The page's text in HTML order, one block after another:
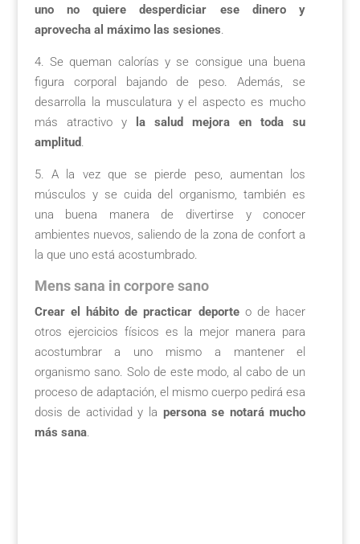
uno no quiere desperdiciar ese dinero y
aprovecha al máximo las sesiones.
4. Se queman calorías y se consigue una buena
figura corporal bajando de peso. Además, se
desarrolla la musculatura y el aspecto es mucho
más atractivo y
la salud mejora en toda su
amplitud.
5. A la vez que se pierde peso, aumentan los
músculos y se cuida del organismo, también es
una buena manera de divertirse y conocer
ambientes nuevos, saliendo de la zona de confort a
la que uno está acostumbrado.
Mens sana in corpore sano
Crear el hábito de practicar deporteo de hacer
otros ejercicios físicos es la mejor manera para
acostumbrar a uno mismo a mantener el
organismo sano. Solo de este modo, al cabo de un
proceso de adaptación, el mismo cuerpo pedirá esa
dosis de actividad y la persona se notará mucho
más sana.